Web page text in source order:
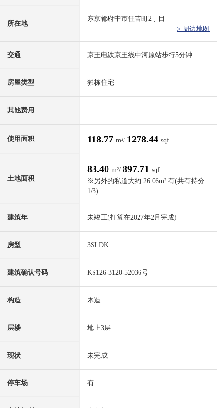
所在地
东京都府中市住吉町2丁目
> 周边地图
交通 京王电铁京王线中河原站步行5分钟
房屋类型 独栋住宅
其他费用
使用面积 118.77 m²/ 1278.44 sqf
土地面积
83.40 m²/ 897.71 sqf
※另外的私道大约 26.06m² 有(共有持分
1/3)
建筑年 未竣工(打算在2027年2月完成)
房型 3SLDK
建筑确认号码 KS126-3120-52036号
构造 木造
层楼 地上3层
现状 未完成
停车场 有